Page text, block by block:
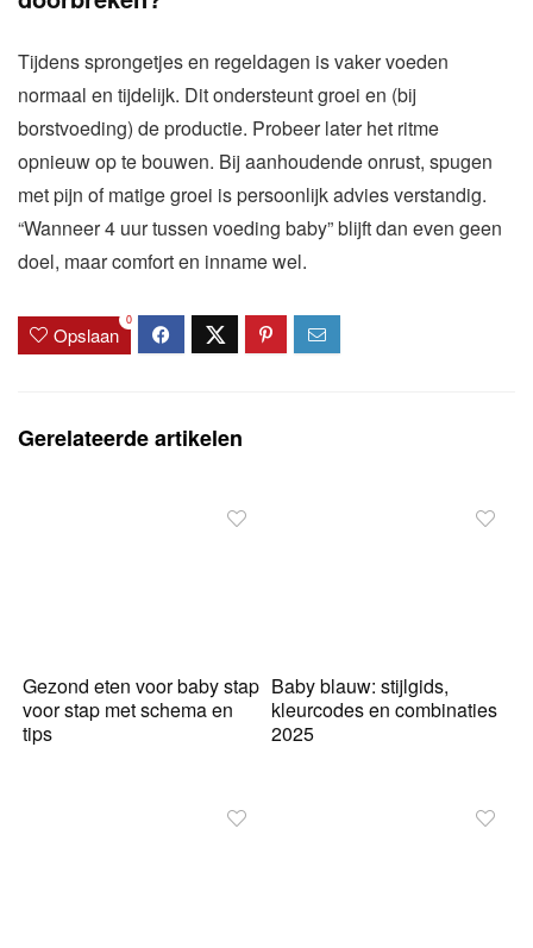
Tijdens sprongetjes en regeldagen is vaker voeden
normaal en tijdelijk. Dit ondersteunt groei en (bij
borstvoeding) de productie. Probeer later het ritme
opnieuw op te bouwen. Bij aanhoudende onrust, spugen
met pijn of matige groei is persoonlijk advies verstandig.
“Wanneer 4 uur tussen voeding baby” blijft dan even geen
doel, maar comfort en inname wel.
Opslaan
0
Gerelateerde artikelen
Gezond eten voor baby stap
voor stap met schema en
tips
Baby blauw: stijlgids,
kleurcodes en combinaties
2025